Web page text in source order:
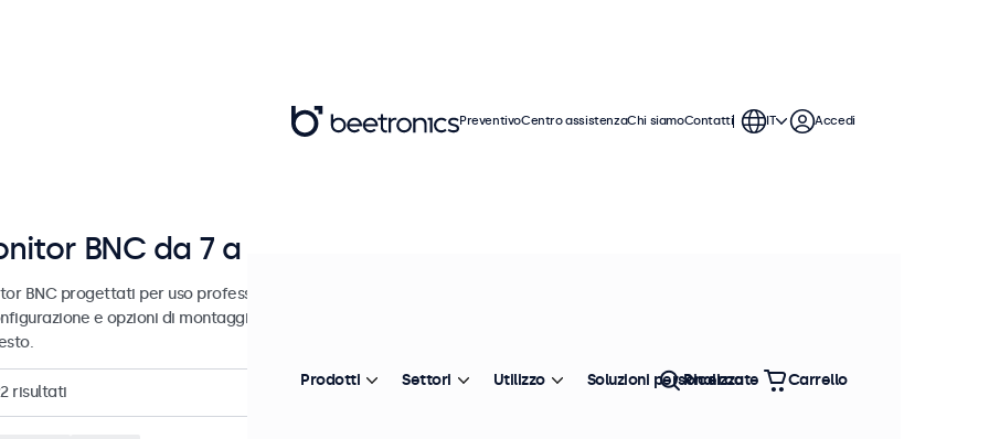
BNC da 7 a 32 pollici
BNC progettati per uso professionale e uso continuativo. Questi monitor BNC offrono ampie opzioni
e opzioni di montaggio versatili, consentendo loro di integrarsi perfettamente qualsiasi
risultati Più venduto
PreventivoCentro assistenzaChi siamoContatti IT Accedi
Prodotti Settori Utilizzo Soluzioni personalizzate
Ricerca Carrello